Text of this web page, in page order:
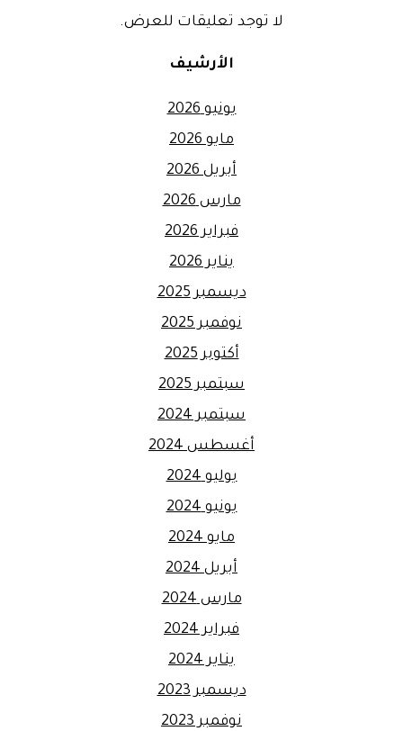
لا توجد تعليقات للعرض.
الأرشيف
يونيو 2026
مايو 2026
أبريل 2026
مارس 2026
فبراير 2026
يناير 2026
ديسمبر 2025
نوفمبر 2025
أكتوبر 2025
سبتمبر 2025
سبتمبر 2024
أغسطس 2024
يوليو 2024
يونيو 2024
مايو 2024
أبريل 2024
مارس 2024
فبراير 2024
يناير 2024
ديسمبر 2023
نوفمبر 2023